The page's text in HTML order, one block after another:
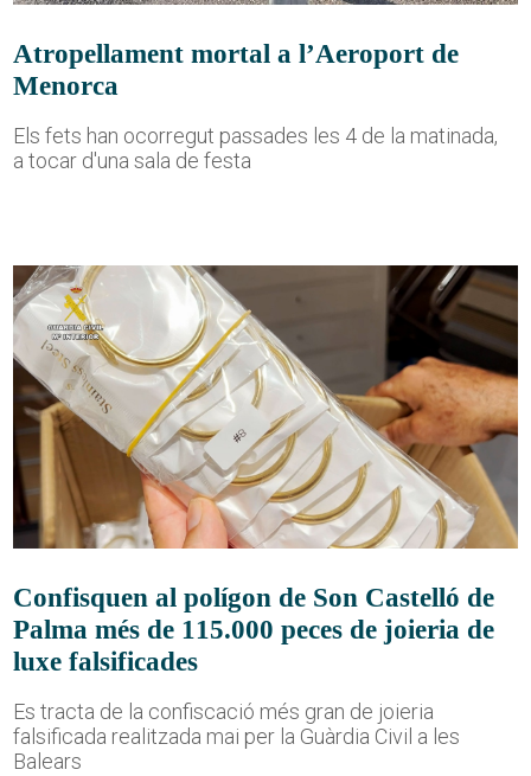
Atropellament mortal a l’Aeroport de
Menorca
Els fets han ocorregut passades les 4 de la matinada,
a tocar d'una sala de festa
Confisquen al polígon de Son Castelló de
Palma més de 115.000 peces de joieria de
luxe falsificades
Es tracta de la confiscació més gran de joieria
falsificada realitzada mai per la Guàrdia Civil a les
Balears